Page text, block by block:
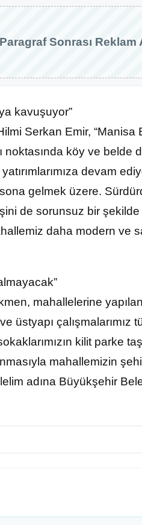
Sonrası Reklam
kavuşuyor”
Serkan Emir,
noktasında köy ve
devam
gelmek üzere.
de sorunsuz bir şekilde
daha modern ve
mahallelerine
üstyapı çalışmalarımız
kilit parke
mahallemizin
adına Büyükşehir